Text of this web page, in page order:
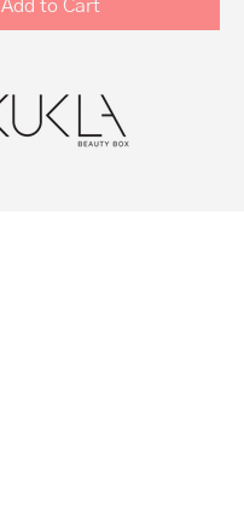
Add to Cart